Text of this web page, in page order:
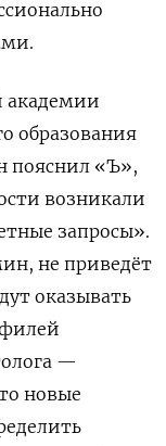
академии
образования
пояснил «Ъ»,
возникали
запросы».
не приведёт
оказывать
—
новые